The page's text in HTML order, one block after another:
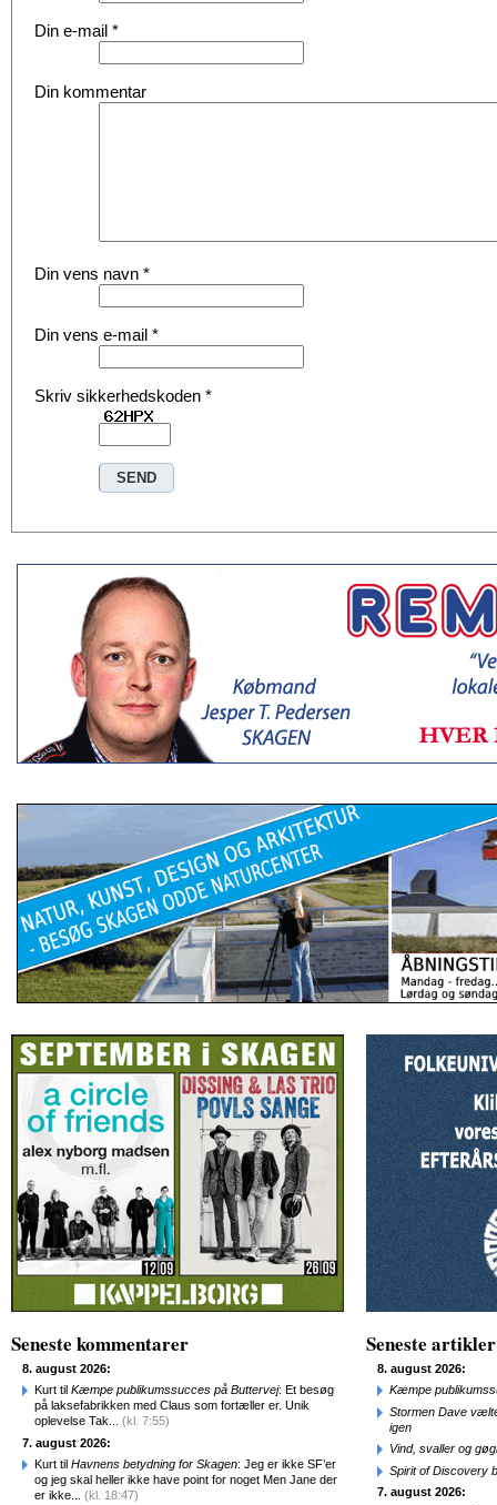
Din e-mail *
Din kommentar
Din vens navn *
Din vens e-mail *
Skriv sikkerhedskoden *
Seneste kommentarer
8. august 2026:
Kurt til Kæmpe publikumssucces på Buttervej: Et besøg
på laksefabrikken med Claus som fortæller er. Unik
oplevelse Tak... (kl. 7:55)
7. august 2026:
Kurt til Havnens betydning for Skagen: Jeg er ikke SF’er
og jeg skal heller ikke have point for noget Men Jane der
er ikke... (kl. 18:47)
Seneste artikler
8. august 2026:
Kæmpe
Stormen Dave
igen
Vind, svaller og
Spirit of Discovery
7. august 2026: